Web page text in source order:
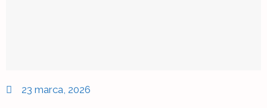
23 marca, 2026